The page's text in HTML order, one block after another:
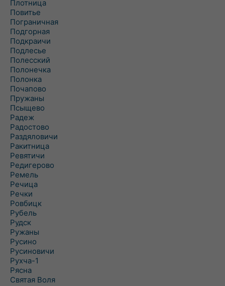
Плотница
Повитье
Пограничная
Подгорная
Подкраичи
Подлесье
Полесский
Полонечка
Полонка
Почапово
Пружаны
Псыщево
Радеж
Радостово
Раздяловичи
Ракитница
Ревятичи
Редигерово
Ремель
Речица
Речки
Ровбицк
Рубель
Рудск
Ружаны
Русино
Русиновичи
Рухча-1
Рясна
Святая Воля